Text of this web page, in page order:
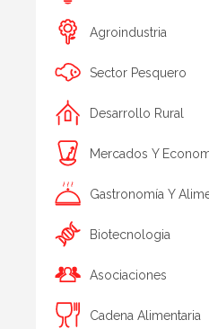
Agroindustria
Sector Pesquero
Desarrollo Rural
Mercados Y
Gastronomía Y
Biotecnologia
Asociaciones
Cadena Alimentaria